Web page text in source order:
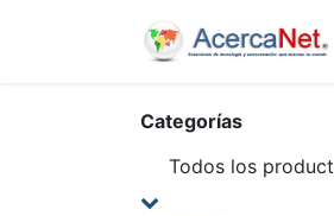
Categorías
Todos los